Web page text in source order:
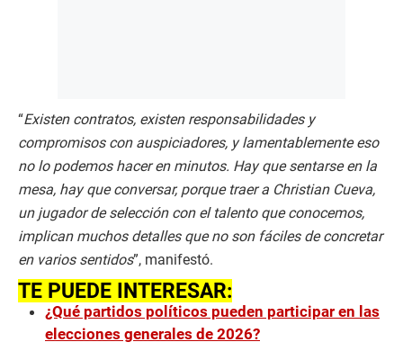
“Existen contratos, existen responsabilidades y
compromisos con auspiciadores, y lamentablemente eso
no lo podemos hacer en minutos. Hay que sentarse en la
mesa, hay que conversar, porque traer a Christian Cueva,
un jugador de selección con el talento que conocemos,
implican muchos detalles que no son fáciles de concretar
en varios sentidos”, manifestó.
TE PUEDE INTERESAR:
¿Qué partidos políticos pueden participar en las
elecciones generales de 2026?